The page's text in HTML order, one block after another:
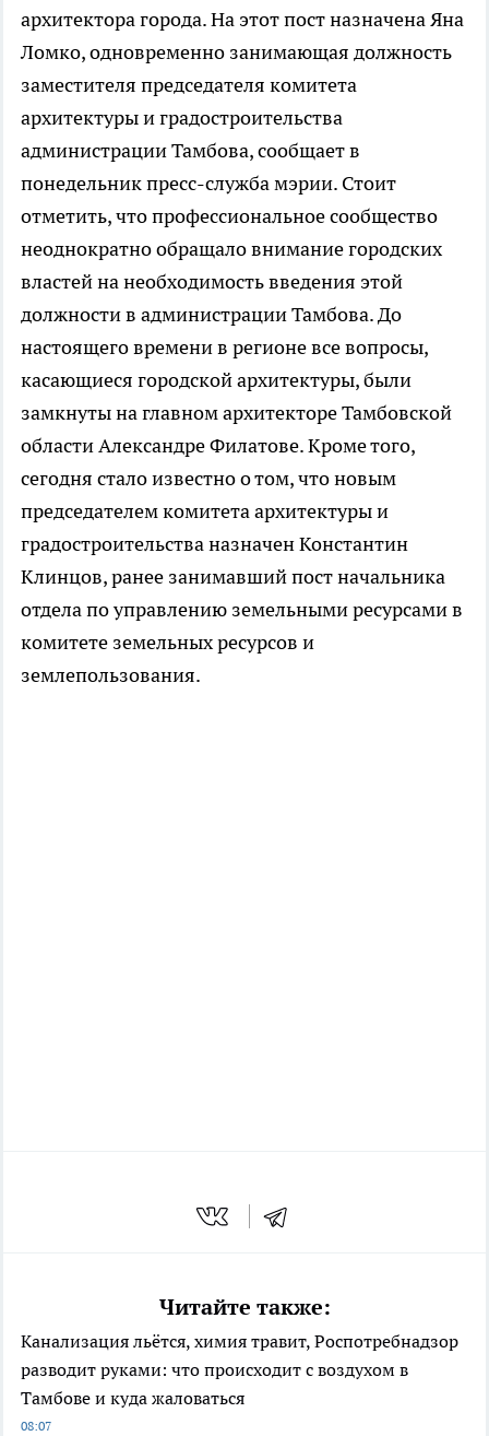
архитектора города. На этот пост назначена Яна
Ломко, одновременно занимающая должность
заместителя председателя комитета
архитектуры и градостроительства
администрации Тамбова, сообщает в
понедельник пресс-служба мэрии. Стоит
отметить, что профессиональное сообщество
неоднократно обращало внимание городских
властей на необходимость введения этой
должности в администрации Тамбова. До
настоящего времени в регионе все вопросы,
касающиеся городской архитектуры, были
замкнуты на главном архитекторе Тамбовской
области Александре Филатове. Кроме того,
сегодня стало известно о том, что новым
председателем комитета архитектуры и
градостроительства назначен Константин
Клинцов, ранее занимавший пост начальника
отдела по управлению земельными ресурсами в
комитете земельных ресурсов и
землепользования.
Читайте также:
Канализация льётся, химия травит, Роспотребнадзор
разводит руками: что происходит с воздухом в
Тамбове и куда жаловаться
08:07